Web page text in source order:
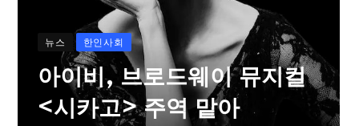
뉴스 한인사회
아이비, 브로드웨이 뮤지컬
<시카고> 주역 맡아